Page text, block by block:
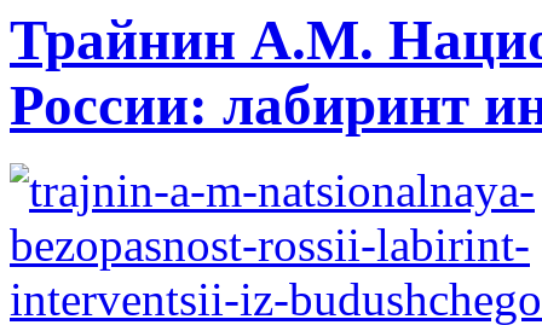
Трайнин А.М.
России: лабиринт